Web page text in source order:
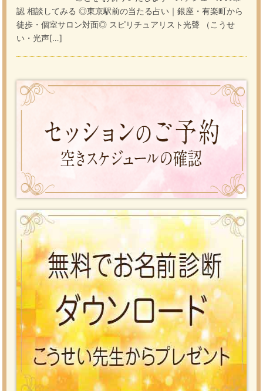
認 相談してみる ◎東京駅前の当たる占い｜銀座・有楽町から
徒歩・個室サロン対面◎ スピリチュアリスト光聲 （こうせ
い・光声[…]